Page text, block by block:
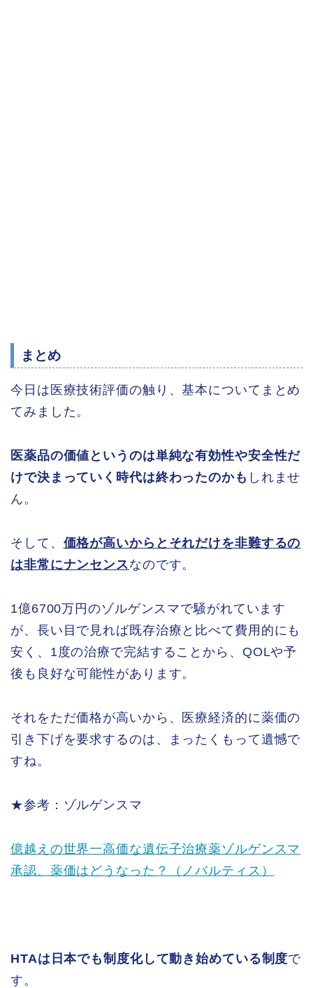
まとめ
今日は医療技術評価の触り、基本についてまとめ
てみました。
医薬品の価値というのは単純な有効性や安全性だ
けで決まっていく時代は終わったのかも しれませ
ん。
そして、 価格が高いからとそれだけを非難するの
は非常にナンセンスなのです。
1億6700万円のゾルゲンスマで騒がれています
が、長い目で見れば既存治療と比べて費用的にも
安く、1度の治療で完結することから、QOLや予
後も良好な可能性があります。
それをただ価格が高いから、医療経済的に薬価の
引き下げを要求するのは、まったくもって遺憾で
すね。
★参考：ゾルゲンスマ
億越えの世界一高価な遺伝子治療薬ゾルゲンスマ
承認、薬価はどうなった？（ノバルティス）
HTAは日本でも制度化して動き始めている制度で
す。